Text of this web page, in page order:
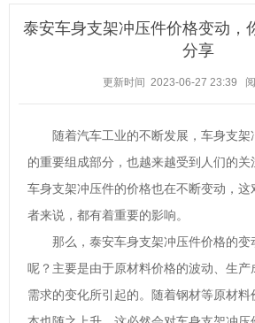
泰安车身支架冲压件价格变动，
分享
更新时间 2023-06-27 23:39
随着汽车工业的不断发展，车身支
的重要组成部分，也越来越受到人们的关
车身支架冲压件的价格也在不断变动，
者来说，都有着重要的影响。
那么，泰安车身支架冲压件价格的变
呢？主要是由于原材料价格的波动、生产
需求的变化所引起的。随着钢材等原材